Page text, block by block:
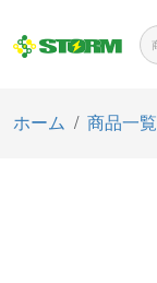
ホーム 商品一覧